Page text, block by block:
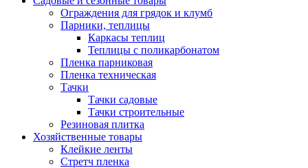
Ограждения для грядок и клумб
Парники, теплицы
Каркасы теплиц
Теплицы с поликарбонатом
Пленка парниковая
Пленка техническая
Тачки
Тачки садовые
Тачки строительные
Резиновая плитка
Хозяйственные товары
Клейкие ленты
Стретч пленка